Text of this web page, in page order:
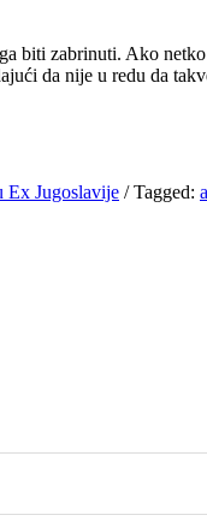
biti zabrinuti. Ako
da nije u redu da
Ex Jugoslavije /Tagged: